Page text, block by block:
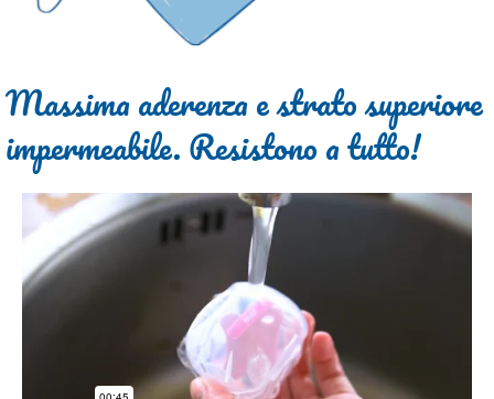
Massima aderenza e strato superiore
impermeabile. Resistono a tutto!